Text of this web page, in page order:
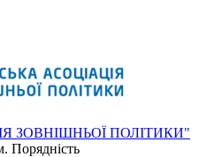
ЗОВНІШНЬОЇ ПОЛІТИКИ"
Порядність